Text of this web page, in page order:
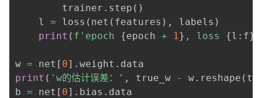
        trainer
. step ( )
    l
= loss ( net ( features ) , labels )
print ( f'epoch {epoch + 1 } , loss {l : f}
w = net [ 0] . weight .
print ( 'w的估计误差：' , true_w - w. reshape (
b = net [ 0] . bias .